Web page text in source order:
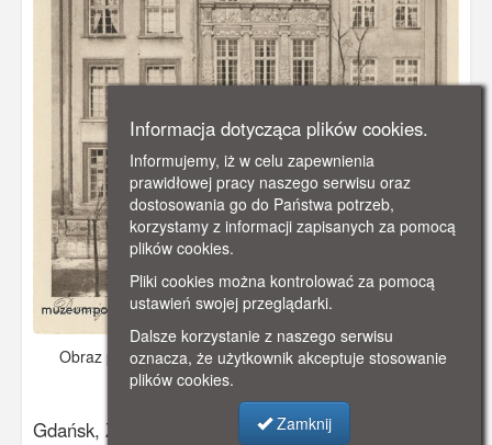
Obraz pochodzi zok. 1910 r.Dodano: 2019-12-09 09:49
Wyświetlono: 4790
Gdańsk, Złota Kamieniczka przy Długim Targu
Informacja dotycząca plików cookies.
Informujemy, iż w celu zapewnienia
prawidłowej pracy naszego serwisu oraz
dostosowania go do Państwa potrzeb,
korzystamy z informacji zapisanych za pomocą
plików cookies.
Pliki cookies można kontrolować za pomocą
ustawień swojej przeglądarki.
Dalsze korzystanie z naszego serwisu
oznacza, że użytkownik akceptuje stosowanie
plików cookies.
Zamknij